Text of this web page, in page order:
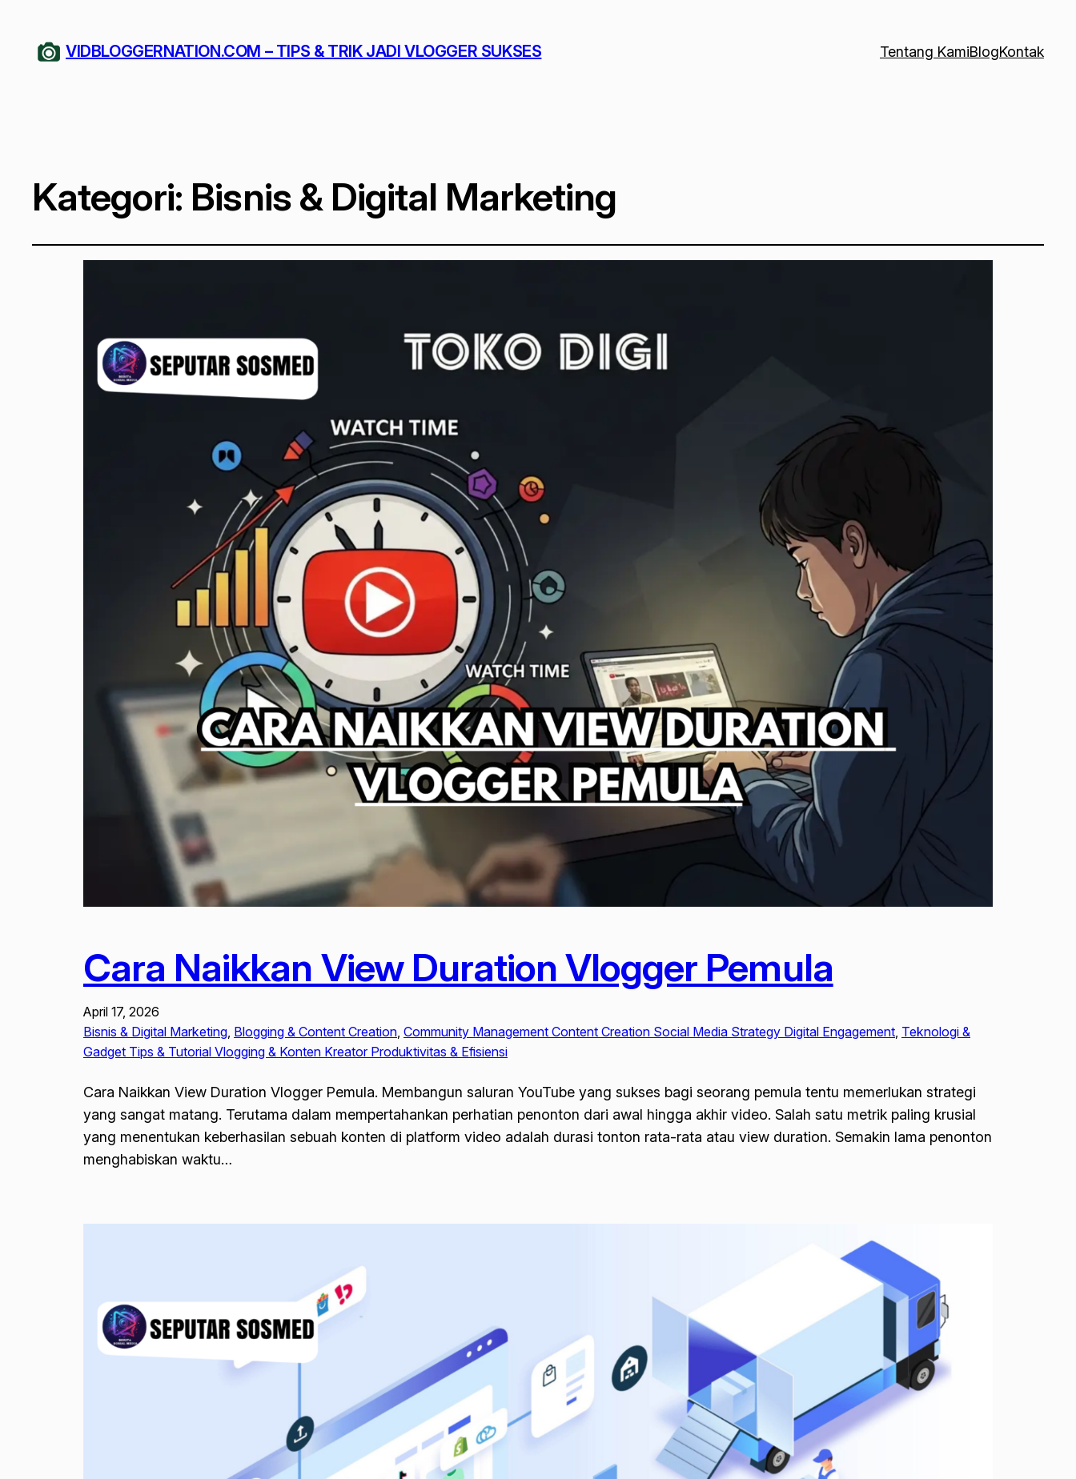
VIDBLOGGERNATION.COM – TIPS & TRIK JADI VLOGGER SUKSES Tentang KamiBlogKontak
Kategori: Bisnis & Digital Marketing
Cara Naikkan View Duration Vlogger Pemula
April 17, 2026
Bisnis & Digital Marketing Blogging & Content Creation Community Management Content Creation Social Media Strategy Digital Engagement Teknologi &
Gadget Tips & Tutorial Vlogging & Konten Kreator Produktivitas & Efisiensi
Cara Naikkan View Duration Vlogger Pemula. Membangun saluran YouTube yang sukses bagi seorang pemula tentu memerlukan strategi
yang sangat matang. Terutama dalam mempertahankan perhatian penonton dari awal hingga akhir video. Salah satu metrik paling krusial
yang menentukan keberhasilan sebuah konten di platform video adalah durasi tonton rata-rata atau view duration. Semakin lama penonton
menghabiskan waktu…